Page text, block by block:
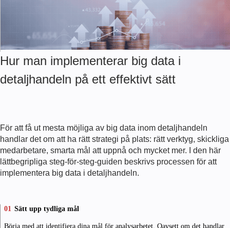
Hur man implementerar big data i
detaljhandeln på ett effektivt sätt
För att få ut mesta möjliga av big data inom detaljhandeln
handlar det om att ha rätt strategi på plats: rätt verktyg, skickliga
medarbetare, smarta mål att uppnå och mycket mer. I den här
lättbegripliga steg-för-steg-guiden beskrivs processen för att
implementera big data i detaljhandeln.
01 Sätt upp tydliga mål
Börja med att identifiera dina mål för analysarbetet. Oavsett om det handlar